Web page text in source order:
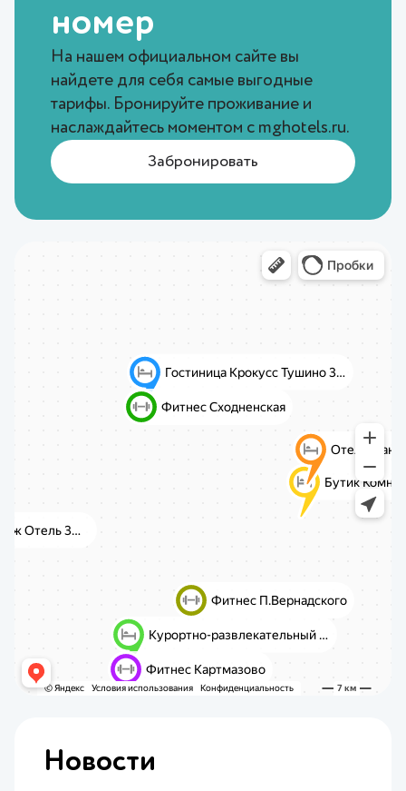
номер
На нашем официальном сайте вы
найдете для себя самые выгодные
тарифы. Бронируйте проживание и
наслаждайтесь моментом с mghotels.ru.
Забронировать
Новости